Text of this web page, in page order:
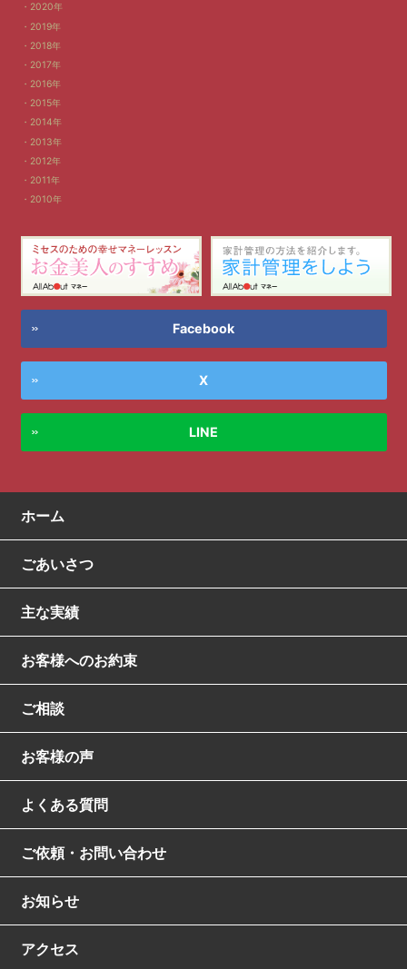
2020年
2019年
2018年
2017年
2016年
2015年
2014年
2013年
2012年
2011年
2010年
Facebook
X
LINE
ホーム
ごあいさつ
主な実績
お客様へのお約束
ご相談
お客様の声
よくある質問
ご依頼・お問い合わせ
お知らせ
アクセス